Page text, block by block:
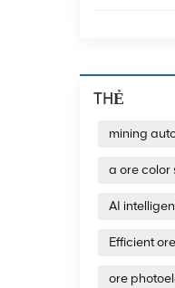
THẺ
mining
a ore color
AI
Efficient
ore